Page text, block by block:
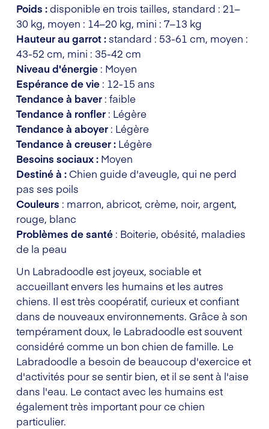
Poids :disponible en trois tailles, standard : 21–
30 kg, moyen : 14–20 kg, mini : 7–13 kg
Hauteur au garrot :standard : 53-61 cm, moyen :
43-52 cm, mini : 35-42 cm
Niveau d'énergie : Moyen
Espérance de vie : 12-15 ans
Tendance à baver : faible
Tendance à ronfler : Légère
Tendance à aboyer : Légère
Tendance à creuser : Légère
Besoins sociaux : Moyen
Destiné à : Chien guide d'aveugle, qui ne perd
pas ses poils
Couleurs : marron, abricot, crème, noir, argent,
rouge, blanc
Problèmes de santé : Boiterie, obésité, maladies
de la peau
Un Labradoodle est joyeux, sociable et
accueillant envers les humains et les autres
chiens. Il est très coopératif, curieux et confiant
dans de nouveaux environnements. Grâce à son
tempérament doux, le Labradoodle est souvent
considéré comme un bon chien de famille. Le
Labradoodle a besoin de beaucoup d'exercice et
d'activités pour se sentir bien, et il se sent à l'aise
dans l'eau. Le contact avec les humains est
également très important pour ce chien
particulier.